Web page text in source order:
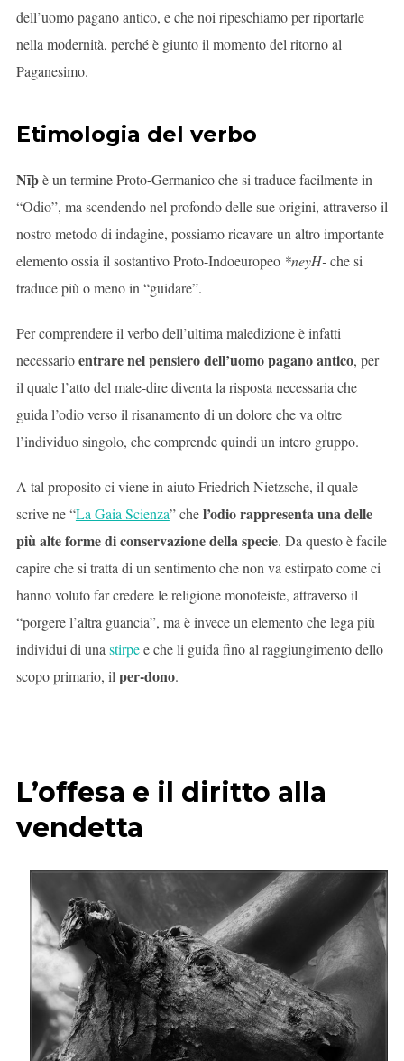
dell’uomo pagano antico, e che noi ripeschiamo per riportarle
nella modernità, perché è giunto il momento del ritorno al
Paganesimo.
Etimologia del verbo
Nīþè un termine Proto-Germanico che si traduce facilmente in
“Odio”, ma scendendo nel profondo delle sue origini, attraverso il
nostro metodo di indagine, possiamo ricavare un altro importante
elemento ossia il sostantivo Proto-Indoeuropeo *neyH-che si
traduce più o meno in “guidare”.
Per comprendere il verbo dell’ultima maledizione è infatti
necessarioentrare nel pensiero dell’uomo pagano antico, per
il quale l’atto del male-dire diventa la risposta necessaria che
guida l’odio verso il risanamento di un dolore che va oltre
l’individuo singolo, che comprende quindi un intero gruppo.
A tal proposito ci viene in aiuto Friedrich Nietzsche, il quale
scrive ne “La Gaia Scienza” chel’odio rappresenta una delle
più alte forme di conservazione della specie. Da questo è facile
capire che si tratta di un sentimento che non va estirpato come ci
hanno voluto far credere le religione monoteiste, attraverso il
“porgere l’altra guancia”, ma è invece un elemento che lega più
individui di una stirpee che li guida fino al raggiungimento dello
scopo primario, il per-dono.
L’offesa e il diritto alla
vendetta